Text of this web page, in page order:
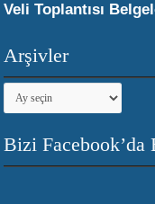
Veli Toplantısı
Arşivler
Arşivler
Bizi Facebook’da